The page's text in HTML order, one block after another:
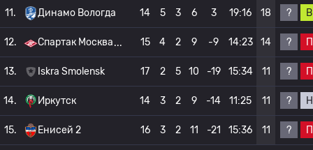
11. Динамо Вологда 14 5 3 6 3 19:16 18 ? В
12. Спартак Москва 15 4 2 9 -9 14:23 14 ? П
13. Iskra Smolensk 17 2 5 10 -19 15:34 11 ? П
14. Иркутск 14 3 2 9 -14 11:25 11 ? Н
15. Енисей 2 16 3 2 11 -21 15:36 11 ? П